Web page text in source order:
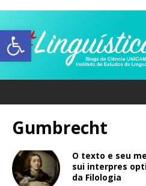
Abrir a barra
Gumbrecht
O texto e seu
sui interpres
da Filologia